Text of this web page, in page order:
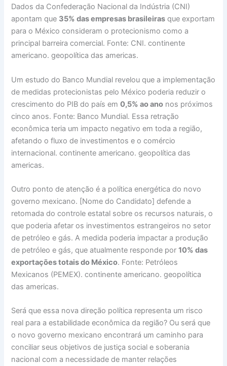
Dados da Confederação Nacional da Indústria (CNI)
apontam que 35% das empresas brasileiras que exportam
para o México consideram o protecionismo como a
principal barreira comercial. Fonte: CNI. continente
americano. geopolítica das americas.
Um estudo do Banco Mundial revelou que a implementação
de medidas protecionistas pelo México poderia reduzir o
crescimento do PIB do país em0,5% ao ano nos próximos
cinco anos. Fonte: Banco Mundial. Essa retração
econômica teria um impacto negativo em toda a região,
afetando o fluxo de investimentos e o comércio
internacional. continente americano. geopolítica das
americas.
Outro ponto de atenção é a política energética do novo
governo mexicano. [Nome do Candidato] defende a
retomada do controle estatal sobre os recursos naturais, o
que poderia afetar os investimentos estrangeiros no setor
de petróleo e gás. A medida poderia impactar a produção
de petróleo e gás, que atualmente responde por10% das
exportações totais do México. Fonte: Petróleos
Mexicanos (PEMEX). continente americano. geopolítica
das americas.
Será que essa nova direção política representa um risco
real para a estabilidade econômica da região? Ou será que
o novo governo mexicano encontrará um caminho para
conciliar seus objetivos de justiça social e soberania
nacional com a necessidade de manter relações